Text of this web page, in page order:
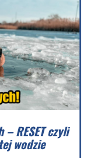
– RESET czyli
wodzie